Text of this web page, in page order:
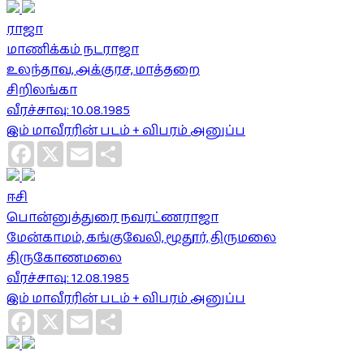
ராஜா
மாணிக்கம் நடராஜா
உலந்தாவ, அக்குரச, மாத்தறை
சிறிலங்கா
வீரச்சாவு: 10.08.1985
இம் மாவீரரின் படம் + விபரம் அனுப்ப
Facebook
X Email
ஈசி
பொன்னுத்துரை நவரட்ணராஜா
மேன்காமம், கங்குவேலி, மூதூர், திருமலை
திருகோணமலை
வீரச்சாவு: 12.08.1985
இம் மாவீரரின் படம் + விபரம் அனுப்ப
Facebook
X Email